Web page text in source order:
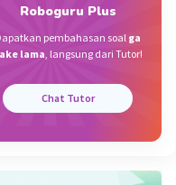
Roboguru Plus
pembahasan soalga
lama, langsung dari Tutor!
Chat Tutor